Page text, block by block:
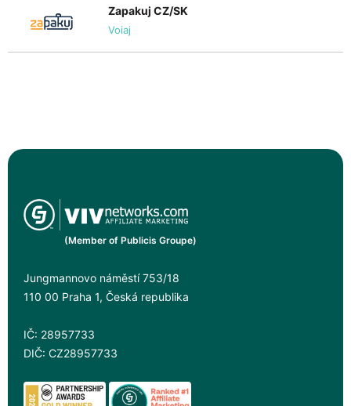
Zapakuj CZ/SK
Voiaj
(Member of Publicis Groupe)
Jungmannovo náměstí 753/18
110 00 Praha 1, Česká republika
IČ: 28957733
DIČ: CZ28957733